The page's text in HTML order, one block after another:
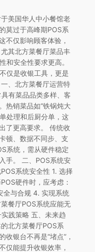
美国华人中小餐馆老
莫过于高峰期POS系
不仅影响顾客体验，
其北方菜餐厅菜品丰
和安全性要求更高。
仅是收银工具，更是
、北方菜餐厅运营特
有菜品品类多样、客
热销菜品如“铁锅炖大
处理和后厨分单，这
了更高要求。 传统收
顿、数据不同步、支
系统，需从硬件稳定
手。 二、POS系统安
系统安全性 1. 选择
硬件时，应考虑：
全与合规 4. 实现系统
餐厅POS系统应能无
践策略 五、未来趋
北方菜餐厅POS系
银台不再是“堵点”，
仅能提升收银效率，